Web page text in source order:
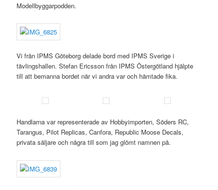
Modellbyggarpodden.
Vi från IPMS Göteborg delade bord med IPMS Sverige i
tävlingshallen. Stefan Ericsson från IPMS Östergötland hjälpte
till att bemanna bordet när vi andra var och hämtade fika.
Handlarna var representerade av Hobbyimporten, Söders RC,
Tarangus, Pilot Replicas, Canfora, Republic Moose Decals,
privata säljare och några till som jag glömt namnen på.